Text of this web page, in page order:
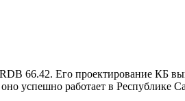
66.42. Его проектирование КБ
успешно работает в Республике